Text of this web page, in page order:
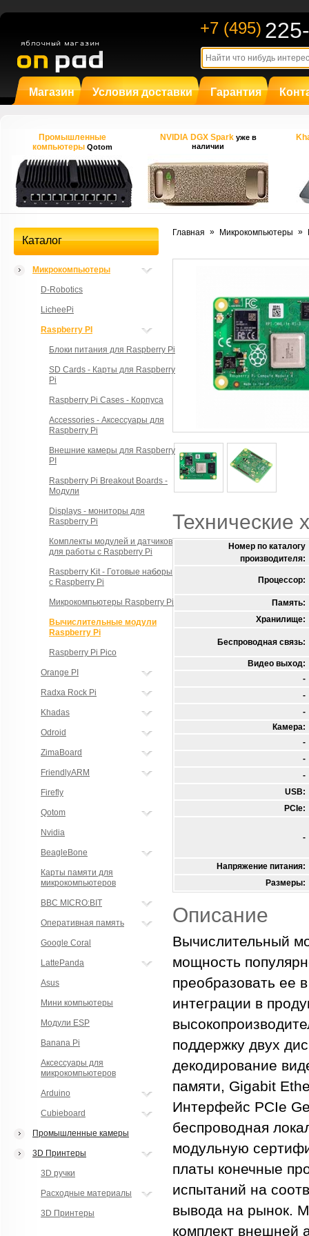
+7 (495)
Магазин Условия доставки Гарантия
Промышленные
компьютерыQotom
NVIDIA DGX Spark уже в
наличии
Каталог
Микрокомпьютеры
D-Robotics
LicheePi
Raspberry PI
Блоки питания для Raspberry Pi
SD Cards - Карты для Raspberry
Pi
Raspberry Pi Cases - Корпуса
Accessories - Аксессуары для
Raspberry Pi
Внешние камеры для Raspberry
PI
Raspberry Pi Breakout Boards -
Модули
Displays - мониторы для
Raspberry Pi
Комплекты модулей и датчиков
для работы с Raspberry Pi
Raspberry Kit - Готовые наборы
с Raspberry Pi
Микрокомпьютеры Raspberry Pi
Вычислительные модули
Raspberry Pi
Raspberry Pi Pico
Orange PI
Radxa Rock Pi
Khadas
Odroid
ZimaBoard
FriendlyARM
Firefly
Qotom
Nvidia
BeagleBone
Карты памяти для
микрокомпьютеров
BBC MICRO:BIT
Оперативная память
Google Coral
LattePanda
Asus
Мини компьютеры
Модули ESP
Banana Pi
Аксессуары для
микрокомпьютеров
Arduino
Cubieboard
Промышленные камеры
3D Принтеры
3D ручки
Расходные материалы
3D Принтеры
Главная » Микрокомпьютеры »
Технические
Номер по каталогу
производителя:
Процессор:
Память:
Хранилище:
Беспроводная связь:
Видео выход:
-
-
-
Камера:
-
-
-
USB:
PCIe:
-
Напряжение питания:
Размеры:
Описание
Вычислительный
мощность
преобразовать ее
интеграции в
поддержку двух
декодирование
памяти, Gigabit
Интерфейс PCIe
беспроводная
модульную
платы конечные
испытаний на
вывода на рынок.
комплект внешней